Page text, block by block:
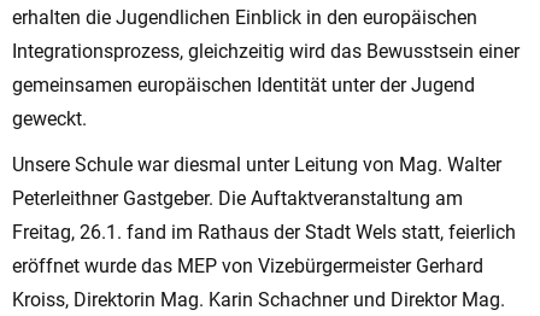
erhalten die Jugendlichen Einblick in den europäischen
Integrationsprozess, gleichzeitig wird das Bewusstsein einer
gemeinsamen europäischen Identität unter der Jugend
geweckt.
Unsere Schule war diesmal unter Leitung von Mag. Walter
Peterleithner Gastgeber. Die Auftaktveranstaltung am
Freitag, 26.1. fand im Rathaus der Stadt Wels statt, feierlich
eröffnet wurde das MEP von Vizebürgermeister Gerhard
Kroiss, Direktorin Mag. Karin Schachner und Direktor Mag.